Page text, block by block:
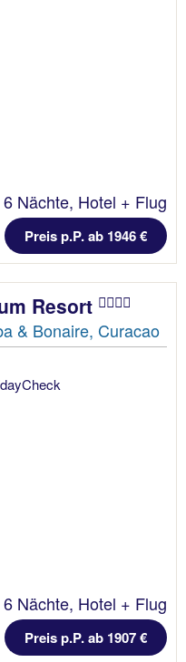
6 Nächte, Hotel + Flug
Preis p.P. ab 1946 €
Resort
& Bonaire, Curacao
6 Nächte, Hotel + Flug
Preis p.P. ab 1907 €